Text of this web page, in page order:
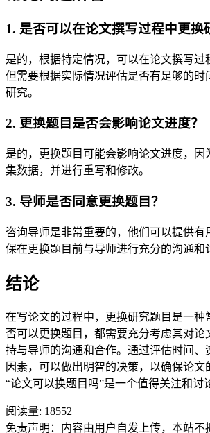
1. 是否可以在论文撰写过程中更换
是的，根据特定情况，可以在论文撰写过
但需要根据实际情况评估是否有足够的时
研究。
2. 更换题目是否会影响论文进度？
是的，更换题目可能会影响论文进度，因
集数据，并进行重写和修改。
3. 导师是否同意更换题目？
咨询导师是非常重要的，他们可以提供有
保在更换题目前与导师进行充分的沟通和
结论
在写论文的过程中，更换研究题目是一种
否可以更换题目，都需要充分考虑其对论
持与导师的沟通和合作。通过评估时间、
因素，可以做出明智的决策，以确保论文
“论文可以换题目吗”是一个值得关注和讨
阅读量: 18552
免责声明：内容由用户自发上传，本站不